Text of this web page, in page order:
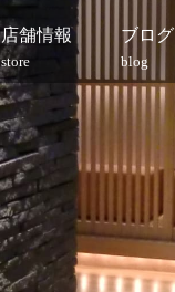
店舗情報
store
ブログ
blog